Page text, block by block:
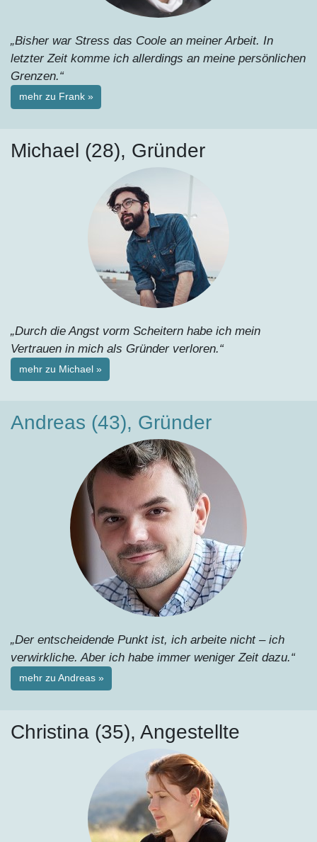
„Bisher war Stress das Coole an meiner Arbeit. In
letzter Zeit komme ich allerdings an meine persönlichen
Grenzen.“
mehr zu Frank »
Michael (28), Gründer
„Durch die Angst vorm Scheitern habe ich mein
Vertrauen in mich als Gründer verloren.“
mehr zu Michael »
Andreas (43), Gründer
„Der entscheidende Punkt ist, ich arbeite nicht – ich
verwirkliche. Aber ich habe immer weniger Zeit dazu.“
mehr zu Andreas »
Christina (35), Angestellte